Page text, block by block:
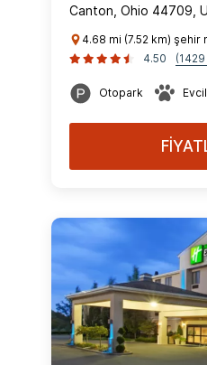
Canton, Ohio 44709,
4.68 mi (7.52 km) şehir
4.50
Otopark